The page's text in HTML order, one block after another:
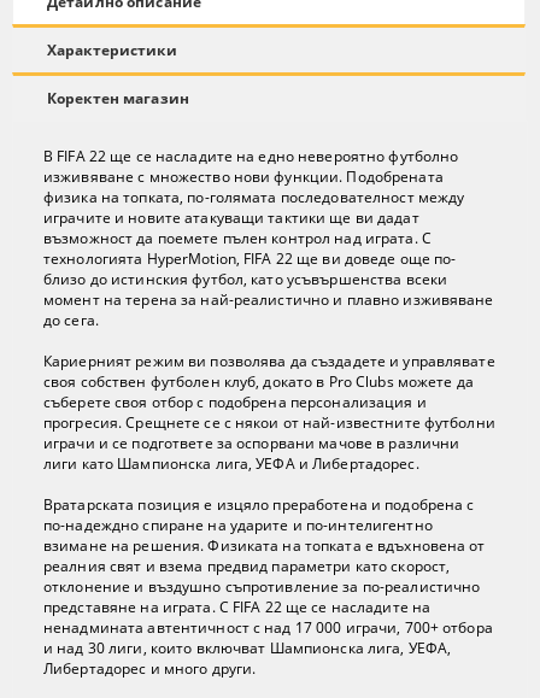
Характеристики
Коректен магазин
В FIFA 22 ще се насладите на едно невероятно футболно
изживяване с множество нови функции. Подобрената
физика на топката, по-голямата последователност между
играчите и новите атакуващи тактики ще ви дадат
възможност да поемете пълен контрол над играта. С
технологията HyperMotion, FIFA 22 ще ви доведе още по-
близо до истинския футбол, като усъвършенства всеки
момент на терена за най-реалистично и плавно изживяване
до сега.
Кариерният режим ви позволява да създадете и управлявате
своя собствен футболен клуб, докато в Pro Clubs можете да
съберете своя отбор с подобрена персонализация и
прогресия. Срещнете се с някои от най-известните футболни
играчи и се подгответе за оспорвани мачове в различни
лиги като Шампионска лига, УЕФА и Либертадорес.
Вратарската позиция е изцяло преработена и подобрена с
по-надеждно спиране на ударите и по-интелигентно
взимане на решения. Физиката на топката е вдъхновена от
реалния свят и взема предвид параметри като скорост,
отклонение и въздушно съпротивление за по-реалистично
представяне на играта. С FIFA 22 ще се насладите на
ненадмината автентичност с над 17 000 играчи, 700+ отбора
и над 30 лиги, които включват Шампионска лига, УЕФА,
Либертадорес и много други.